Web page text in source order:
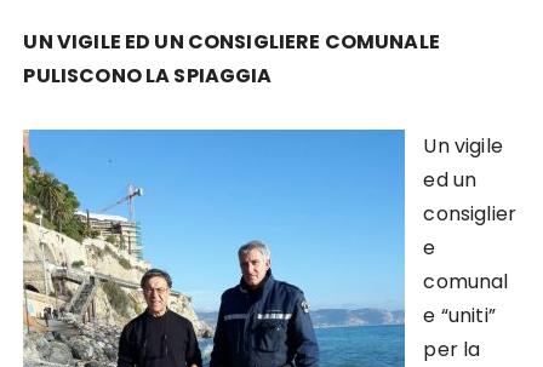
UN VIGILE ED UN CONSIGLIERE COMUNALE
PULISCONO LA SPIAGGIA
Un vigile
ed un
consiglier
e
comunal
e “uniti”
per la